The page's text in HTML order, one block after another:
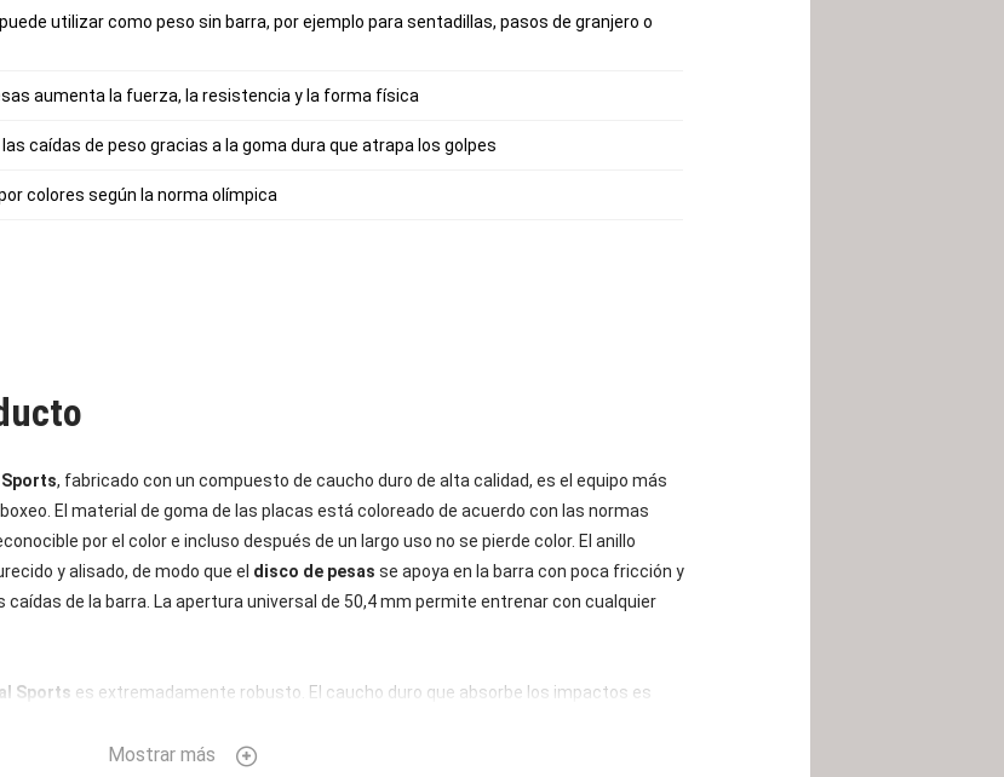
utilizar como peso sin barra, por ejemplo para sentadillas, pasos de granjero o
aumenta la fuerza, la resistencia y la forma física
caídas de peso gracias a la goma dura que atrapa los golpes
colores según la norma olímpica
, fabricado con un compuesto de caucho duro de alta calidad, es el equipo más
El material de goma de las placas está coloreado de acuerdo con las normas
por el color e incluso después de un largo uso no se pierde color. El anillo
y alisado, de modo que el disco de pesas se apoya en la barra con poca fricción y
caídas de la barra. La apertura universal de 50,4 mm permite entrenar con cualquier
Sports es extremadamente robusto. El caucho duro que absorbe los impactos es
como el primer día incluso después de muchas sesiones de entrenamiento. Para un
Mostrar más